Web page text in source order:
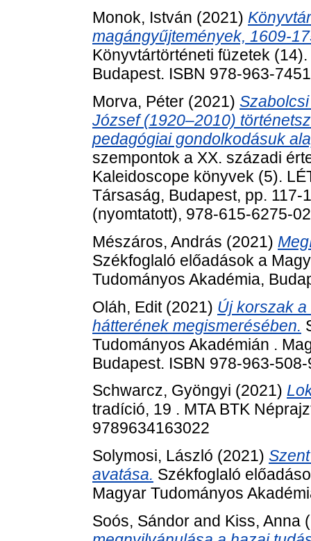
Monok, István (2021)
magángyűjtemények, 1609-
Könyvtártörténeti füzetek
Budapest. ISBN 978-963-
Morva, Péter (2021)
József (1920‒2010)
pedagógiai gondolkodásuk
szempontok a XX. századi
Kaleidoscope könyvek (5).
Társaság, Budapest, pp.
(nyomtatott), 978-615-6275-
Mészáros, András (2021)
Székfoglaló előadások a
Tudományos Akadémia,
Oláh, Edit(2021) Új korszak
hátterének megismerésében.
Tudományos Akadémián .
Budapest. ISBN 978-963-
Schwarcz, Gyöngyi (2021)
tradíció, 19 . MTA BTK
9789634163022
Solymosi, László (2021)
avatása. Székfoglaló
Magyar Tudományos
Soós, Sándor and Kiss, Anna